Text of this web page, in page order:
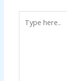
here..